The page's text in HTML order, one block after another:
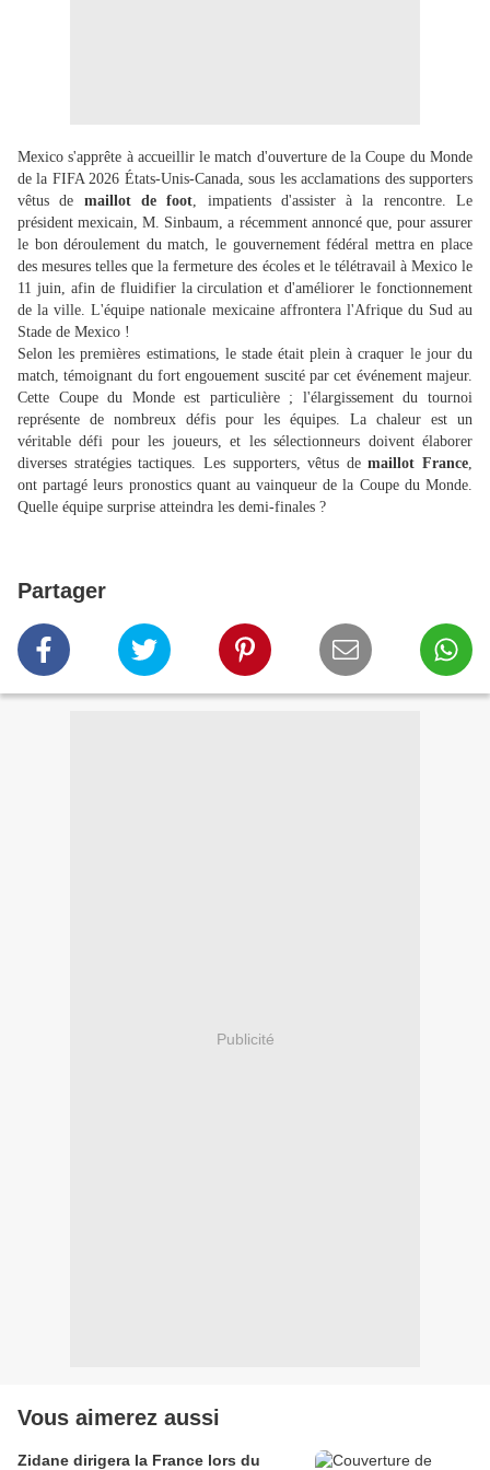
Mexico s'apprête à accueillir le match d'ouverture de la Coupe du Monde
de la FIFA 2026 États-Unis-Canada, sous les acclamations des supporters
vêtus de maillot de foot, impatients d'assister à la rencontre. Le
président mexicain, M. Sinbaum, a récemment annoncé que, pour assurer
le bon déroulement du match, le gouvernement fédéral mettra en place
des mesures telles que la fermeture des écoles et le télétravail à Mexico le
11 juin, afin de fluidifier la circulation et d'améliorer le fonctionnement
de la ville. L'équipe nationale mexicaine affrontera l'Afrique du Sud au
Stade de Mexico !
Selon les premières estimations, le stade était plein à craquer le jour du
match, témoignant du fort engouement suscité par cet événement majeur.
Cette Coupe du Monde est particulière ; l'élargissement du tournoi
représente de nombreux défis pour les équipes. La chaleur est un
véritable défi pour les joueurs, et les sélectionneurs doivent élaborer
diverses stratégies tactiques. Les supporters, vêtus demaillot France,
ont partagé leurs pronostics quant au vainqueur de la Coupe du Monde.
Quelle équipe surprise atteindra les demi-finales ?
Partager
Publicité
Vous aimerez aussi
Zidane dirigera la France lors du